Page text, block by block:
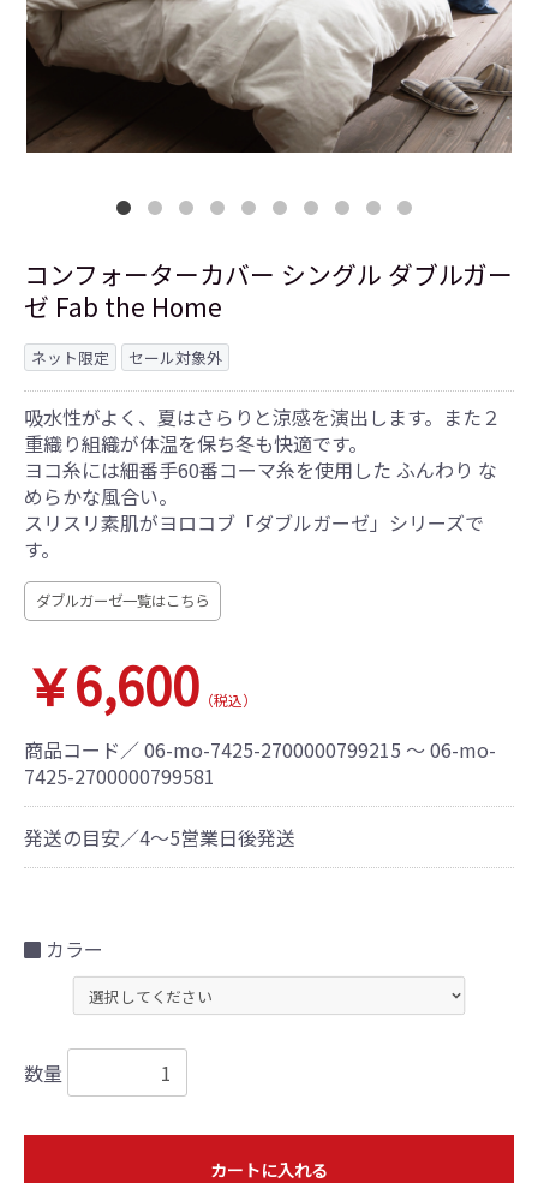
コンフォーターカバー シングル ダブルガー
ゼ Fab the Home
ネット限定 セール対象外
吸水性がよく、夏はさらりと涼感を演出します。また２
重織り組織が体温を保ち冬も快適です。
ヨコ糸には細番手60番コーマ糸を使用した ふんわり な
めらかな風合い。
スリスリ素肌がヨロコブ「ダブルガーゼ」シリーズで
す。
ダブルガーゼ一覧はこちら
￥6,600 （税込）
商品コード／ 06-mo-7425-2700000799215 ～ 06-mo-
7425-2700000799581
発送の目安／4～5営業日後発送
カラー
数量
カートに入れる